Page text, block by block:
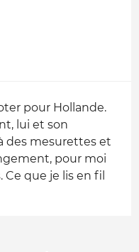
pour Hollande.
lui et son
des mesurettes et
pour moi
Ce que je lis en fil